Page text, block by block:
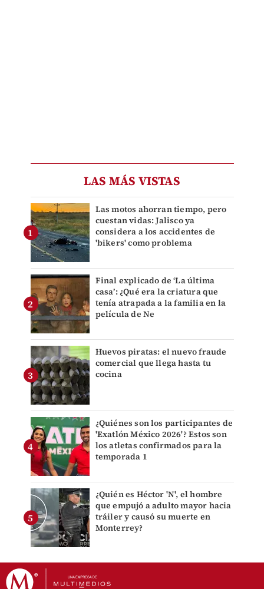
LAS MÁS VISTAS
Las motos ahorran tiempo, pero
cuestan vidas: Jalisco ya
considera a los accidentes de
'bikers' como problema
Final explicado de ‘La última
casa’: ¿Qué era la criatura que
tenía atrapada a la familia en la
película de Ne
Huevos piratas: el nuevo fraude
comercial que llega hasta tu
cocina
¿Quiénes son los participantes de
'Exatlón México 2026'? Estos son
los atletas confirmados para la
temporada 1
¿Quién es Héctor 'N', el hombre
que empujó a adulto mayor hacia
tráiler y causó su muerte en
Monterrey?